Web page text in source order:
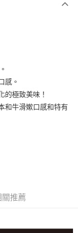
用無須另外申請。
認頁面所載為準。
通過，訂單將自動取
感。
的極致美味！
和牛滑嫰口感和特有
關推薦